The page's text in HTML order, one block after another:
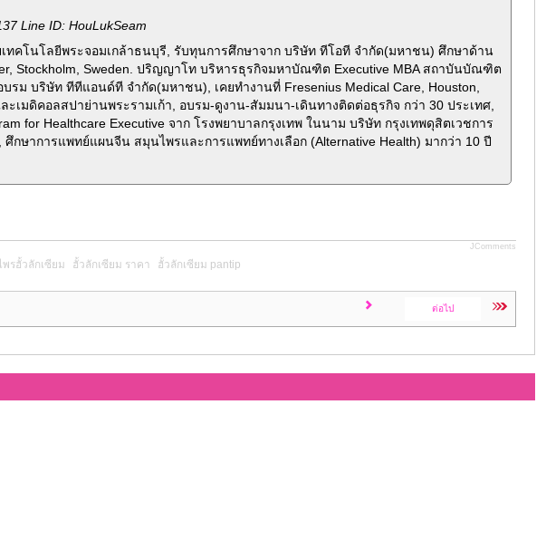
Line ID: HouLukSeam
คโนโลยีพระจอมเกล้าธนบุรี, รับทุนการศึกษาจาก บริษัท ทีโอที จำกัด(มหาชน) ศึกษาด้าน
Stockholm, Sweden. ปริญญาโท บริหารธุรกิจมหาบัณฑิต Executive MBA สถาบันบัณฑิต
รม บริษัท ทีทีแอนด์ที จำกัด(มหาชน), เคยทำงานที่ Fresenius Medical Care, Houston,
เมดิคอลสปาย่านพระรามเก้า, อบรม-ดูงาน-สัมมนา-เดินทางติดต่อธุรกิจ กว่า 30 ประเทศ,
for Healthcare Executive จาก โรงพยาบาลกรุงเทพ ในนาม บริษัท กรุงเทพดุสิตเวชการ
กษาการแพทย์แผนจีน สมุนไพรและการแพทย์ทางเลือก (Alternative Health) มากว่า 10 ปี
JComments
รฮั้วลักเซียม ฮั้วลักเซียม ราคา ฮั้วลักเซียม pantip
ต่อไป